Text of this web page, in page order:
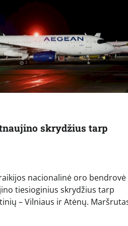
skrydžius tarp
nacionalinė oro bendrovė
tiesioginius skrydžius tarp
– Vilniaus ir Atėnų.